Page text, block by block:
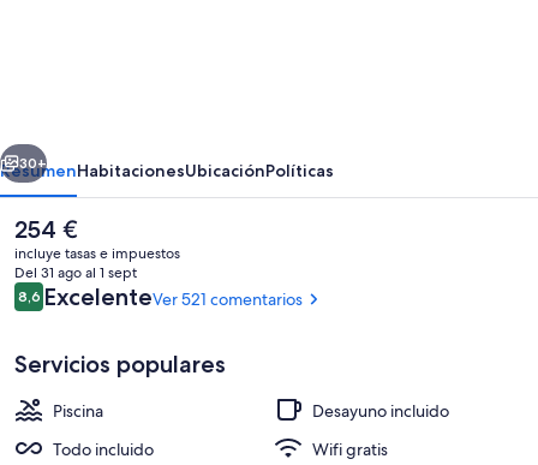
All
Inclusive
Instalaciones deportivas
Siguiente
30+
ResumenHabitacionesUbicaciónPolíticas
El
precio
actual
es
de
254 €
incluye tasas e impuestos
Del 31 ago al 1 sept
Comentarios
8,68,6 de 10
ExcelenteVer 521 comentarios
Servicios populares
Piscina
Desayuno incluido
Todo incluido
Wifi gratis